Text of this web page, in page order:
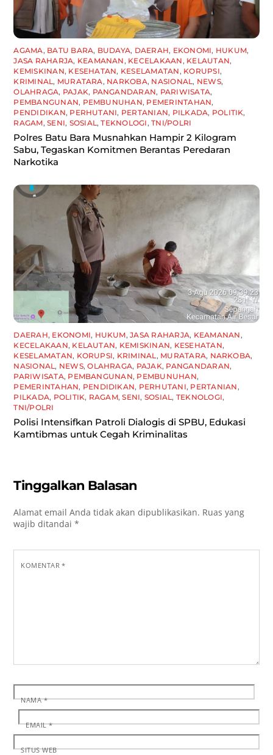
AGAMA, BATU BARA, BUDAYA, DAERAH, EKONOMI, HUKUM,
JASA RAHARJA, KEAMANAN, KECELAKAAN, KELAUTAN,
KEMISKINAN, KESEHATAN, KESELAMATAN, KORUPSI,
KRIMINAL, MURATARA, NARKOBA, NASIONAL, NEWS,
OLAHRAGA, PAJAK, PANGANDARAN, PARIWISATA,
PEMBANGUNAN, PEMBUNUHAN, PEMERINTAHAN,
PENDIDIKAN, PERHUTANI, PERTANIAN, PILKADA, POLITIK,
RAGAM,SENI, SOSIAL,TEKNOLOGI,TNI/POLRI
Polres Batu Bara Musnahkan Hampir 2 Kilogram
Sabu, Tegaskan Komitmen Berantas Peredaran
Narkotika
DAERAH, EKONOMI, HUKUM,JASA RAHARJA, KEAMANAN,
KECELAKAAN, KELAUTAN, KEMISKINAN, KESEHATAN,
KESELAMATAN, KORUPSI, KRIMINAL, MURATARA, NARKOBA,
NASIONAL, NEWS,OLAHRAGA, PAJAK, PANGANDARAN,
PARIWISATA, PEMBANGUNAN, PEMBUNUHAN,
PEMERINTAHAN, PENDIDIKAN, PERHUTANI, PERTANIAN,
PILKADA, POLITIK, RAGAM,SENI, SOSIAL, TEKNOLOGI,
TNI/POLRI
Polisi Intensifkan Patroli Dialogis di SPBU, Edukasi
Kamtibmas untuk Cegah Kriminalitas
Tinggalkan Balasan
Alamat email Anda tidak akan dipublikasikan. Ruas yang
wajib ditandai*
KOMENTAR*
NAMA*
EMAIL*
SITUS WEB